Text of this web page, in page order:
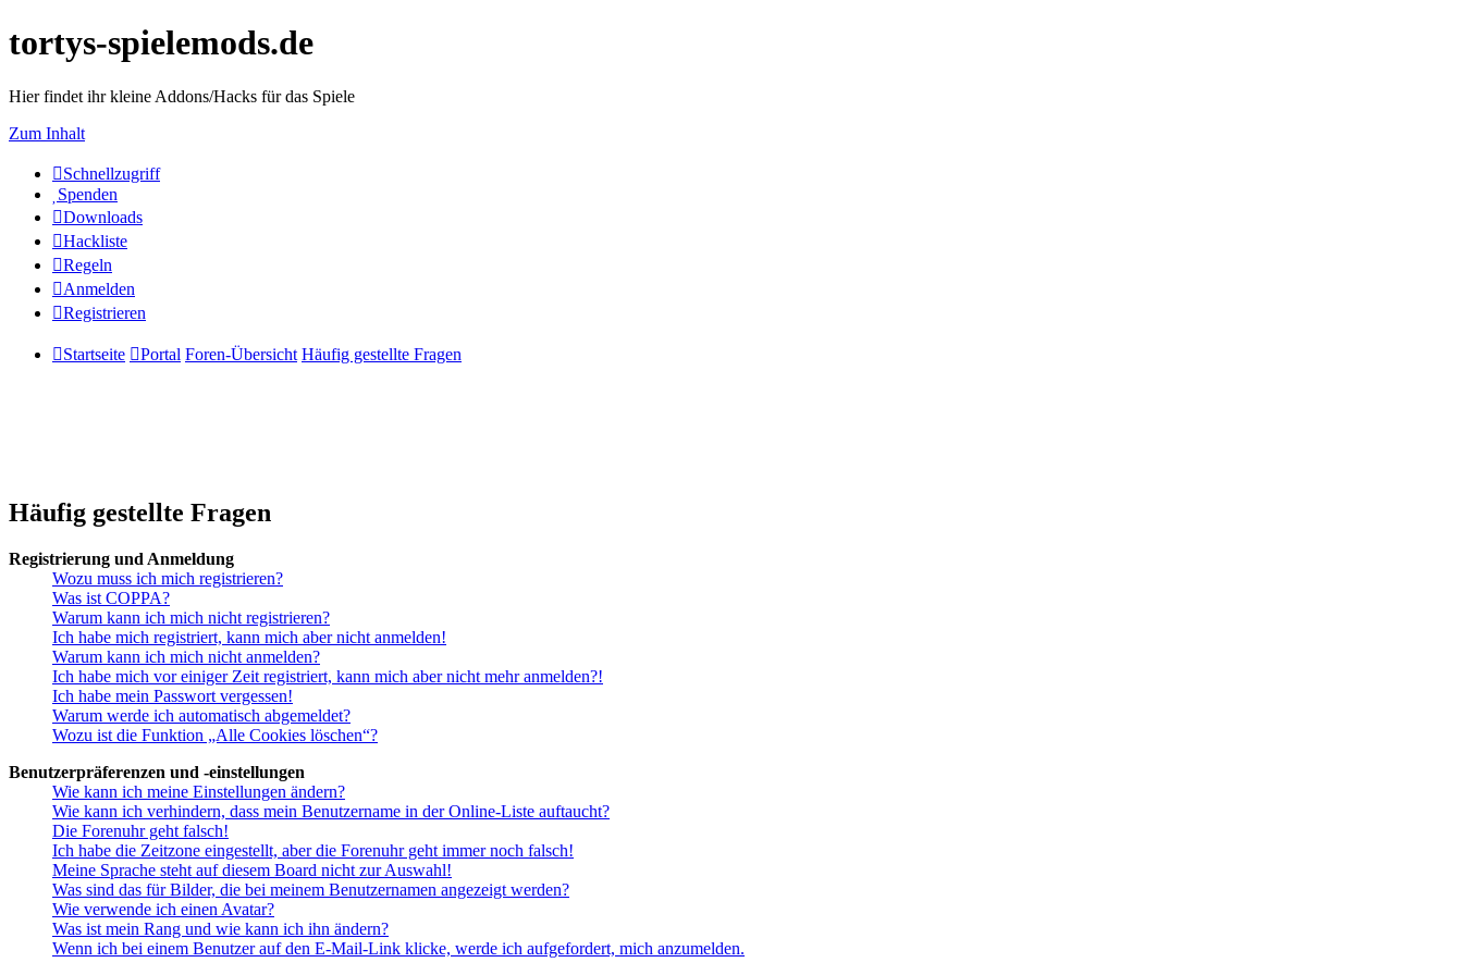
tortys-spielemods.de
Hier findet ihr kleine Addons/Hacks für das Spiele
Zum Inhalt
Schnellzugriff
Spenden
Downloads
Hackliste
Regeln
Anmelden
Registrieren
Startseite Portal Foren-Übersicht Häufig gestellte Fragen
Häufig gestellte Fragen
Registrierung und Anmeldung
Wozu muss ich mich registrieren?
Was ist COPPA?
Warum kann ich mich nicht registrieren?
Ich habe mich registriert, kann mich aber nicht anmelden!
Warum kann ich mich nicht anmelden?
Ich habe mich vor einiger Zeit registriert, kann mich aber nicht mehr anmelden?!
Ich habe mein Passwort vergessen!
Warum werde ich automatisch abgemeldet?
Wozu ist die Funktion „Alle Cookies löschen“?
Benutzerpräferenzen und -einstellungen
Wie kann ich meine Einstellungen ändern?
Wie kann ich verhindern, dass mein Benutzername in der Online-Liste auftaucht?
Die Forenuhr geht falsch!
Ich habe die Zeitzone eingestellt, aber die Forenuhr geht immer noch falsch!
Meine Sprache steht auf diesem Board nicht zur Auswahl!
Was sind das für Bilder, die bei meinem Benutzernamen angezeigt werden?
Wie verwende ich einen Avatar?
Was ist mein Rang und wie kann ich ihn ändern?
Wenn ich bei einem Benutzer auf den E-Mail-Link klicke, werde ich aufgefordert, mich anzumelden.